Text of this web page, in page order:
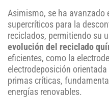
Asimismo, se ha avanzado
supercríticos para la
reciclados, permitiendo su
evolución del reciclado
eficientes, como la
electrodeposición
primas críticas,
energías renovables.